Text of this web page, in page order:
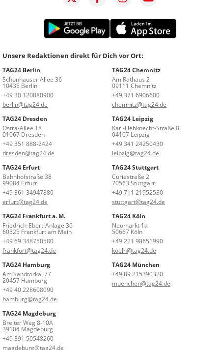
Unsere Redaktionen direkt für Dich vor Ort:
TAG24 Berlin
Schönhauser Allee 36
10435 Berlin
+49 30 120880900
berlin@tag24.de
TAG24 Chemnitz
Am Rathaus 2
09111 Chemnitz
+49 371 6906600
chemnitz@tag24.de
TAG24 Dresden
Ostra-Allee 18
01067 Dresden
+49 351 888-2424
dresden@tag24.de
TAG24 Leipzig
Karl-Liebknecht-Straße 8
04107 Leipzig
+49 341 24250430
leipzig@tag24.de
TAG24 Erfurt
Bahnhofstraße 38
99084 Erfurt
+49 361 34947880
erfurt@tag24.de
TAG24 Stuttgart
Curiestraße 2
70563 Stuttgart
+49 711 21952530
stuttgart@tag24.de
TAG24 Frankfurt a. M.
Friedrich-Ebert-Anlage 36
60325 Frankfurt am Main
+49 69 348750580
frankfurt@tag24.de
TAG24 Köln
Neumarkt 1a
50667 Köln
+49 221 98651990
koeln@tag24.de
TAG24 Hamburg
Am Sandtorkai 77
20457 Hamburg
+49 40 228608090
hamburg@tag24.de
TAG24 München
+49 89 215390320
muenchen@tag24.de
TAG24 Magdeburg
Breiter Weg 8-10A
39104 Magdeburg
+49 391 50548260
magdeburg@tag24.de